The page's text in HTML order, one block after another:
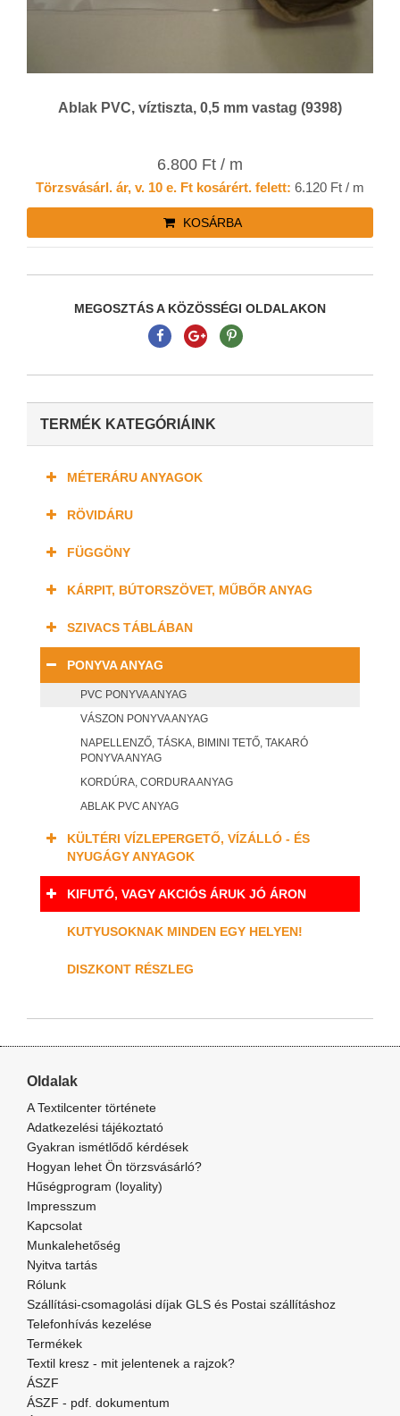
Ablak PVC, víztiszta, 0,5 mm vastag (9398)
6.800 Ft / m
Törzsvásárl. ár, v. 10 e. Ft kosárért. felett: 6.120 Ft / m
KOSÁRBA
MEGOSZTÁS A KÖZÖSSÉGI OLDALAKON
TERMÉK KATEGÓRIÁINK
MÉTERÁRU ANYAGOK
RÖVIDÁRU
FÜGGÖNY
KÁRPIT, BÚTORSZÖVET, MŰBŐR ANYAG
SZIVACS TÁBLÁBAN
PONYVA ANYAG
PVC PONYVA ANYAG
VÁSZON PONYVA ANYAG
NAPELLENZŐ, TÁSKA, BIMINI TETŐ, TAKARÓ
PONYVA ANYAG
KORDÚRA, CORDURA ANYAG
ABLAK PVC ANYAG
KÜLTÉRI VÍZLEPERGETŐ, VÍZÁLLÓ - ÉS
NYUGÁGY ANYAGOK
KIFUTÓ, VAGY AKCIÓS ÁRUK JÓ ÁRON
KUTYUSOKNAK MINDEN EGY HELYEN!
DISZKONT RÉSZLEG
Oldalak
A Textilcenter története
Adatkezelési tájékoztató
Gyakran ismétlődő kérdések
Hogyan lehet Ön törzsvásárló?
Hűségprogram (loyality)
Impresszum
Kapcsolat
Munkalehetőség
Nyitva tartás
Rólunk
Szállítási-csomagolási díjak GLS és Postai szállításhoz
Telefonhívás kezelése
Termékek
Textil kresz - mit jelentenek a rajzok?
ÁSZF
ÁSZF - pdf. dokumentum